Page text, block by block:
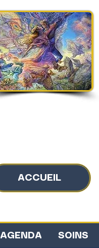
ACCUEIL
AGENDA SOINS